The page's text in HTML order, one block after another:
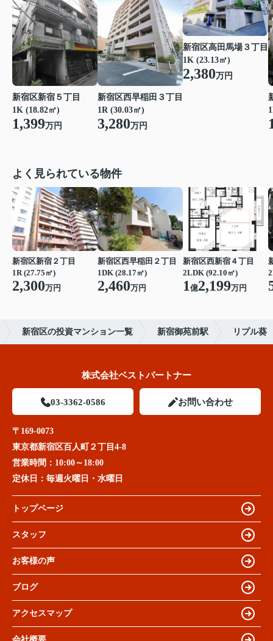
新宿区新宿５丁目
1K (18.82㎡)
1,399万円
新宿区西早稲田３丁目
1R (30.03㎡)
3,280万円
新宿区高田馬場３丁目
1K (23.13㎡)
2,380万円
よく見られている物件
新宿区新宿２丁目
1R (27.75㎡)
2,300万円
新宿区西早稲田２丁目
1DK (28.17㎡)
2,460万円
新宿区西新宿４丁目
2LDK (92.10㎡)
1億2,199万円
新宿区の投資マンション一覧 新宿御苑前駅 リプル葵
株式会社ベストパートナー
03-3362-0586 お問い合わせ
〒169-0073
東京都新宿区百人町２丁目4-8
営業時間： 10:00～18:00
定休日： 毎週火曜日・水曜日
トップページ
スタッフ
お客様の声
ブログ
アクセスマップ